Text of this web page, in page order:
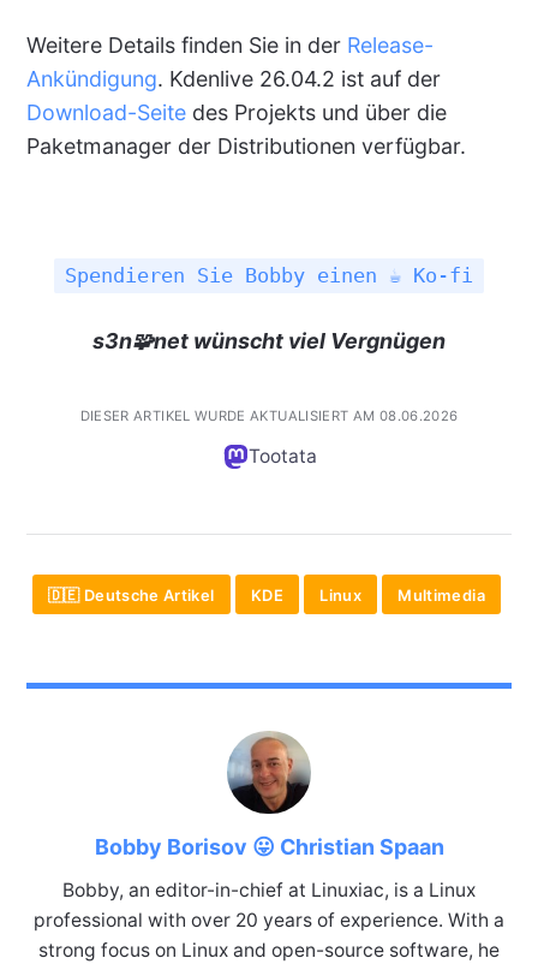
Weitere Details finden Sie in der Release-
Ankündigung. Kdenlive 26.04.2 ist auf der
Download-Seitedes Projekts und über die
Paketmanager der Distributionen verfügbar.
Spendieren Sie Bobby einen ☕ Ko-fi
s3n🧩net wünscht viel Vergnügen
DIESER ARTIKEL WURDE AKTUALISIERT AM 08.06.2026
Tootata
🇩🇪 Deutsche Artikel KDE Linux Multimedia
Bobby Borisov 😛 Christian Spaan
Bobby, an editor-in-chief at Linuxiac, is a Linux
professional with over 20 years of experience. With a
strong focus on Linux and open-source software, he